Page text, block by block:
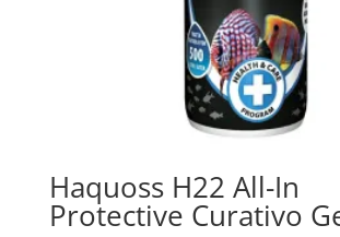
Haquoss H22 All-In
Protective Curativo